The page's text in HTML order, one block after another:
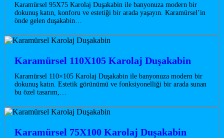
Karamürsel 95X75 Karolaj Duşakabin ile banyonuza modern bir
dokunuş katın, konforu ve estetiği bir arada yaşayın. Karamürsel’in
önde gelen duşakabin…
Karamürsel 110X105 Karolaj Duşakabin
Karamürsel 110×105 Karolaj Duşakabin ile banyonuza modern bir
dokunuş katın. Estetik görünümü ve fonksiyonelliği bir arada sunan
bu özel tasarım,…
Karamürsel 75X100 Karolaj Duşakabin